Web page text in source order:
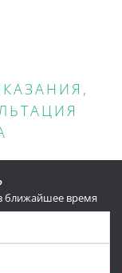
ближайшее время